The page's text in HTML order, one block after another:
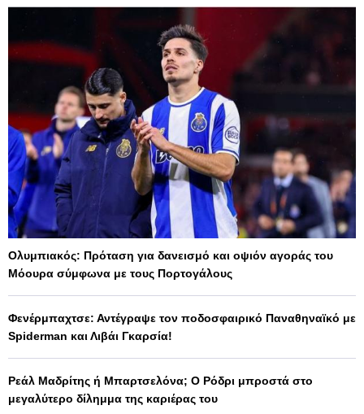
Ολυμπιακός: Πρόταση για δανεισμό και οψιόν αγοράς του
Μόουρα σύμφωνα με τους Πορτογάλους
Φενέρμπαχτσε: Αντέγραψε τον ποδοσφαιρικό Παναθηναϊκό με
Spiderman και Λιβάι Γκαρσία!
Ρεάλ Μαδρίτης ή Μπαρτσελόνα; Ο Ρόδρι μπροστά στο
μεγαλύτερο δίλημμα της καριέρας του